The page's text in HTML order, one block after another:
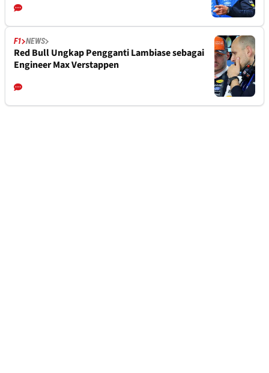
F1 NEWS
Red Bull Ungkap Pengganti Lambiase sebagai
Engineer Max Verstappen